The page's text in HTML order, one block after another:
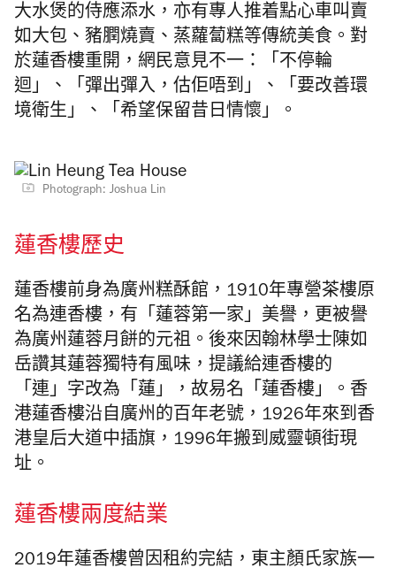
大水煲的侍應添水，亦有專人推着點心車叫賣
如大包、豬膶燒賣、蒸蘿蔔糕等傳統美食。對
於蓮香樓重開，網民意見不一：「不停輪
迴」、「彈出彈入，估佢唔到」、「要改善環
境衛生」、「希望保留昔日情懷」。
Photograph: Joshua Lin
蓮香樓歷史
蓮香樓前身為廣州糕酥館，1910年專營茶樓原
名為連香樓，有
「蓮蓉第一家」美譽，更被譽
為廣州蓮蓉月餅的元祖。後來因翰林學士陳如
岳讚其蓮蓉獨特有風味，提議給連香樓的
「連」字改為「蓮」
，故易名「蓮香樓」。香
港蓮香樓沿自廣州的百年老號， 1926年來到香
港皇后大道中插旗， 1996年搬到威靈頓街現
址 。
蓮香樓兩度結業
2019年蓮香樓曾因租約完結，東主顏氏家族一